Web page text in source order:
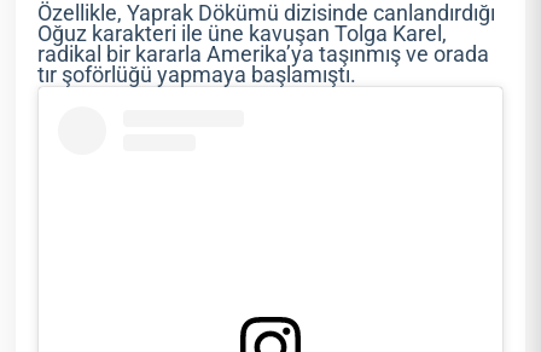
Özellikle, Yaprak Dökümü dizisinde canlandırdığı
Oğuz karakteri ile üne kavuşan Tolga Karel,
radikal bir kararla Amerika’ya taşınmış ve orada
tır şoförlüğü yapmaya başlamıştı.